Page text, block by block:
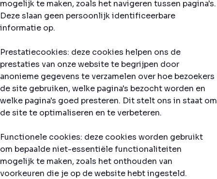
mogelijk te maken, zoals het navigeren tussen pagina's.
Deze slaan geen persoonlijk identificeerbare
informatie op.
Prestatiecookies: deze cookies helpen ons de
prestaties van onze website te begrijpen door
anonieme gegevens te verzamelen over hoe bezoekers
de site gebruiken, welke pagina's bezocht worden en
welke pagina's goed presteren. Dit stelt ons in staat om
de site te optimaliseren en te verbeteren.
Functionele cookies: deze cookies worden gebruikt
om bepaalde niet-essentiële functionaliteiten
mogelijk te maken, zoals het onthouden van
voorkeuren die je op de website hebt ingesteld.